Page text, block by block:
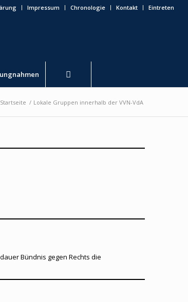
Impressum Chronologie Kontakt Eintreten
Startseite / Lokale Gruppen innerhalb der VVN-VdA
Bündnis gegen Rechts die